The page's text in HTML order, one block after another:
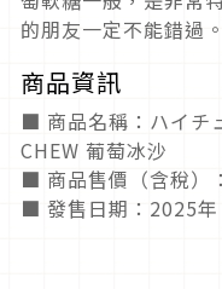
的朋友一定不能錯過。
商品資訊
■ 商品名稱：ハイチ
CHEW 葡萄冰沙
■ 商品售價（含稅）
■ 發售日期：2025